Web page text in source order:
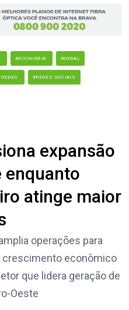
#ECONOMIA #GERAL
#REDES SOCIAIS
expansão
enquanto
atinge maior
operações para
crescimento econômico
que lidera geração de
Oeste